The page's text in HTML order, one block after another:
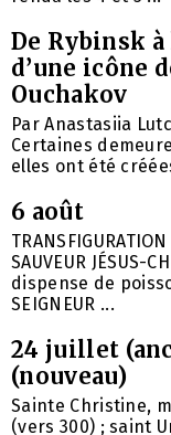
De Rybinsk à
d’une icône
Ouchakov
Par Anastasiia
Certaines
elles ont été
6 août
SAUVEUR JÉSUS-
dispense de
SEIGNEUR ...
24 juillet
(nouveau)
Sainte Christine,
(vers 300) ; saint